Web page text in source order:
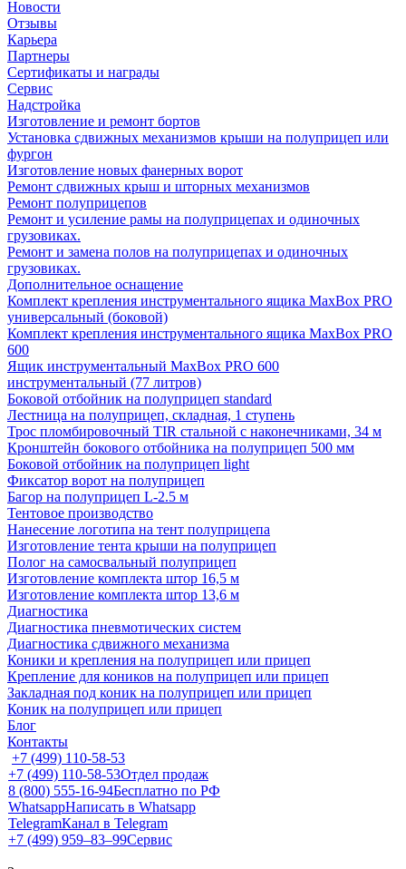
Новости
Отзывы
Карьера
Партнеры
Сертификаты и награды
Сервис
Надстройка
Изготовление и ремонт бортов
Установка сдвижных механизмов крыши на полуприцеп или
фургон
Изготовление новых фанерных ворот
Ремонт сдвижных крыш и шторных механизмов
Ремонт полуприцепов
Ремонт и усиление рамы на полуприцепах и одиночных
грузовиках.
Ремонт и замена полов на полуприцепах и одиночных
грузовиках.
Дополнительное оснащение
Комплект крепления инструментального ящика MaxBox PRO
универсальный (боковой)
Комплект крепления инструментального ящика MaxBox PRO
600
Ящик инструментальный MaxBox PRO 600
инструментальный (77 литров)
Боковой отбойник на полуприцеп standard
Лестница на полуприцеп, складная, 1 ступень
Трос пломбировочный TIR стальной с наконечниками, 34 м
Кронштейн бокового отбойника на полуприцеп 500 мм
Боковой отбойник на полуприцеп light
Фиксатор ворот на полуприцеп
Багор на полуприцеп L-2.5 м
Тентовое производство
Нанесение логотипа на тент полуприцепа
Изготовление тента крыши на полуприцеп
Полог на самосвальный полуприцеп
Изготовление комплекта штор 16,5 м
Изготовление комплекта штор 13,6 м
Диагностика
Диагностика пневмотических систем
Диагностика сдвижного механизма
Коники и крепления на полуприцеп или прицеп
Крепление для коников на полуприцеп или прицеп
Закладная под коник на полуприцеп или прицеп
Коник на полуприцеп или прицеп
Блог
Контакты
+7 (499) 110-58-53
+7 (499) 110-58-53Отдел продаж
8 (800) 555-16-94Бесплатно по РФ
WhatsappНаписать в Whatsapp
TelegramКанал в Telegram
+7 (499) 959‒83‒99Сервис